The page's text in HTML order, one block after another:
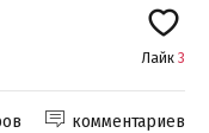
Лайк 3
комментариев